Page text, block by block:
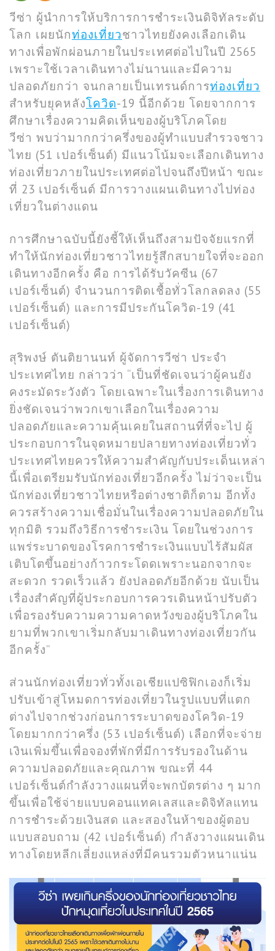
วีซ่า ผู้นำการให้บริการการชำระเงินดิจิทัลระดับ
โลก เผยนักท่องเที่ยวชาวไทยยังคงเลือกเดิน
ทางเพื่อพักผ่อนภายในประเทศต่อไปในปี 2565
เพราะใช้เวลาเดินทางไม่นานและมีความ
ปลอดภัยกว่า จนกลายเป็นเทรนด์การท่องเที่ยว
สำหรับยุคหลังโควิด-19 นี้อีกด้วย โดยจากการ
ศึกษาเรื่องความคิดเห็นของผู้บริโภคโดย
วีซ่า พบว่ามากกว่าครึ่งของผู้ทำแบบสำรวจชาว
ไทย (51 เปอร์เซ็นต์) มีแนวโน้มจะเลือกเดินทาง
ท่องเที่ยวภายในประเทศต่อไปจนถึงปีหน้า ขณะ
ที่ 23 เปอร์เซ็นต์ มีการวางแผนเดินทางไปท่อง
เที่ยวในต่างแดน
การศึกษาฉบับนี้ยังชี้ให้เห็นถึงสามปัจจัยแรกที่
ทำให้นักท่องเที่ยวชาวไทยรู้สึกสบายใจที่จะออก
เดินทางอีกครั้ง คือ การได้รับวัคซีน (67
เปอร์เซ็นต์) จำนวนการติดเชื้อทั่วโลกลดลง (55
เปอร์เซ็นต์) และการมีประกันโควิด-19 (41
เปอร์เซ็นต์)
สุริพงษ์ ตันติยานนท์ ผู้จัดการวีซ่า ประจำ
ประเทศไทย กล่าวว่า “เป็นที่ชัดเจนว่าผู้คนยัง
คงระมัดระวังตัว โดยเฉพาะในเรื่องการเดินทาง
ยิ่งชัดเจนว่าพวกเขาเลือกในเรื่องความ
ปลอดภัยและความคุ้นเคยในสถานที่ที่จะไป ผู้
ประกอบการในจุดหมายปลายทางท่องเที่ยวทั่ว
ประเทศไทยควรให้ความสำคัญกับประเด็นเหล่า
นี้เพื่อเตรียมรับนักท่องเที่ยวอีกครั้ง ไม่ว่าจะเป็น
นักท่องเที่ยวชาวไทยหรือต่างชาติก็ตาม อีกทั้ง
ควรสร้างความเชื่อมั่นในเรื่องความปลอดภัยใน
ทุกมิติ รวมถึงวิธีการชำระเงิน โดยในช่วงการ
แพร่ระบาดของโรคการชำระเงินแบบไร้สัมผัส
เติบโตขึ้นอย่างก้าวกระโดดเพราะนอกจากจะ
สะดวก รวดเร็วแล้ว ยังปลอดภัยอีกด้วย นับเป็น
เรื่องสำคัญที่ผู้ประกอบการควรเดินหน้าปรับตัว
เพื่อรองรับความความคาดหวังของผู้บริโภคใน
ยามที่พวกเขาเริ่มกลับมาเดินทางท่องเที่ยวกัน
อีกครั้ง”
ส่วนนักท่องเที่ยวทั่วทั้งเอเชียแปซิฟิกเองก็เริ่ม
ปรับเข้าสู่โหมดการท่องเที่ยวในรูปแบบที่แตก
ต่างไปจากช่วงก่อนการระบาดของโควิด-19
โดยมากกว่าครึ่ง (53 เปอร์เซ็นต์) เลือกที่จะจ่าย
เงินเพิ่มขึ้นเพื่อจองที่พักที่มีการรับรองในด้าน
ความปลอดภัยและคุณภาพ ขณะที่ 44
เปอร์เซ็นต์กำลังวางแผนที่จะพกบัตรต่าง ๆ มาก
ขึ้นเพื่อใช้จ่ายแบบคอนแทคเลสและดิจิทัลแทน
การชำระด้วยเงินสด และสองในห้าของผู้ตอบ
แบบสอบถาม (42 เปอร์เซ็นต์) กำลังวางแผนเดิน
ทางโดยหลีกเลี่ยงแหล่งที่มีคนรวมตัวหนาแน่น